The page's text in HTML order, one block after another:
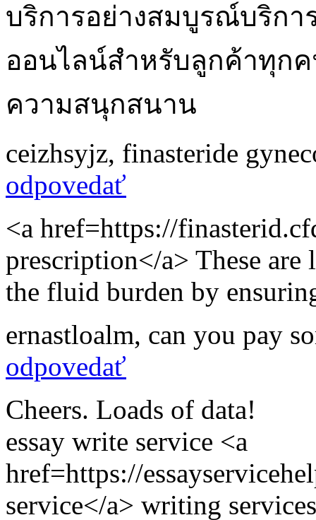
บริการอย่างสมบูรณ์บริกา
ออนไลน์สำหรับลูกค้าทุก
ความสนุกสนาน
ceizhsyjz, finasteride
odpovedať
<a href=https://
prescription</a> These
the fluid burden by
ernastloalm, can you pay
odpovedať
Cheers. Loads of data!
essay write service <a
href=https://
service</a> writing services